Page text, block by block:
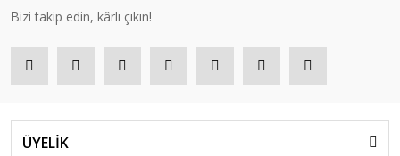
Bizi takip edin, kârlı çıkın!
ÜYELİK